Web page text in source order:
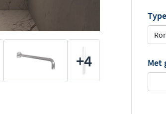
+4 Met